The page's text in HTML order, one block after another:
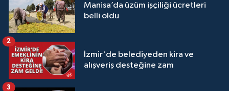
Manisa’da üzüm işçiliği ücretleri
belli oldu
İzmir'de belediyeden kira ve
alışveriş desteğine zam
2
3